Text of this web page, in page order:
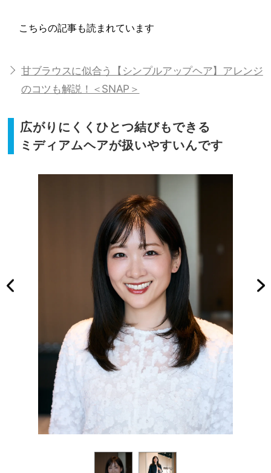
こちらの記事も読まれています
甘ブラウスに似合う【シンプルアップヘア】アレンジ
のコツも解説！＜SNAP＞
広がりにくくひとつ結びもできる
ミディアムヘアが扱いやすいんです